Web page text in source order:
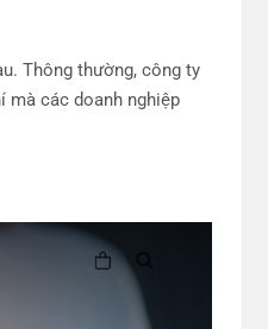
Thông thường, công ty
mà các doanh nghiệp